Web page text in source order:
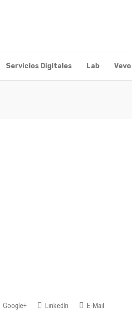
Servicios Digitales Lab Vevo
Google+ LinkedIn E-Mail